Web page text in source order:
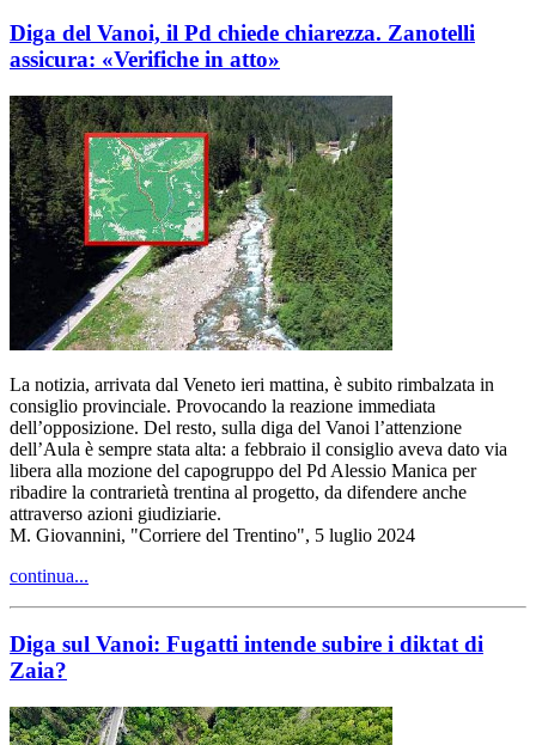
Diga del Vanoi, il Pd chiede chiarezza. Zanotelli
assicura: «Verifiche in atto»
La notizia, arrivata dal Veneto ieri mattina, è subito rimbalzata in
consiglio provinciale. Provocando la reazione immediata
dell’opposizione. Del resto, sulla diga del Vanoi l’attenzione
dell’Aula è sempre stata alta: a febbraio il consiglio aveva dato via
libera alla mozione del capogruppo del Pd Alessio Manica per
ribadire la contrarietà trentina al progetto, da difendere anche
attraverso azioni giudiziarie.
M. Giovannini, "Corriere del Trentino", 5 luglio 2024
continua...
Diga sul Vanoi: Fugatti intende subire i diktat di
Zaia?